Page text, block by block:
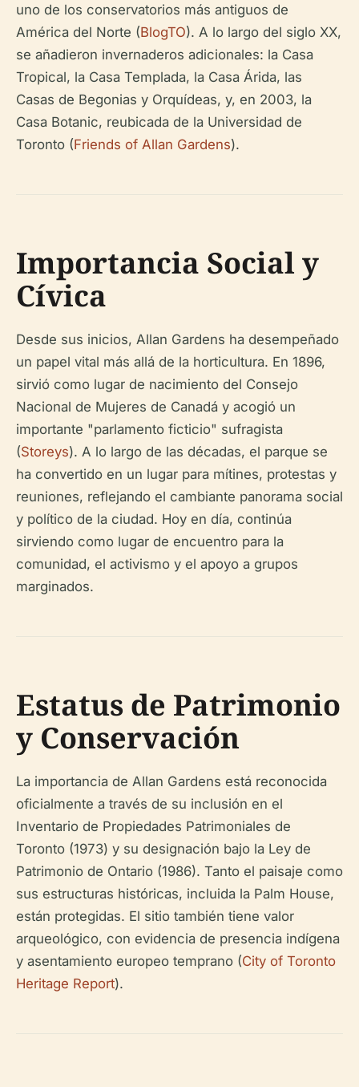
uno de los conservatorios más antiguos de
América del Norte (BlogTO). A lo largo del siglo XX,
se añadieron invernaderos adicionales: la Casa
Tropical, la Casa Templada, la Casa Árida, las
Casas de Begonias y Orquídeas, y, en 2003, la
Casa Botanic, reubicada de la Universidad de
Toronto (Friends of Allan Gardens).
Importancia Social y
Cívica
Desde sus inicios, Allan Gardens ha desempeñado
un papel vital más allá de la horticultura. En 1896,
sirvió como lugar de nacimiento del Consejo
Nacional de Mujeres de Canadá y acogió un
importante "parlamento ficticio" sufragista
(Storeys). A lo largo de las décadas, el parque se
ha convertido en un lugar para mítines, protestas y
reuniones, reflejando el cambiante panorama social
y político de la ciudad. Hoy en día, continúa
sirviendo como lugar de encuentro para la
comunidad, el activismo y el apoyo a grupos
marginados.
Estatus de Patrimonio
y Conservación
La importancia de Allan Gardens está reconocida
oficialmente a través de su inclusión en el
Inventario de Propiedades Patrimoniales de
Toronto (1973) y su designación bajo la Ley de
Patrimonio de Ontario (1986). Tanto el paisaje como
sus estructuras históricas, incluida la Palm House,
están protegidas. El sitio también tiene valor
arqueológico, con evidencia de presencia indígena
y asentamiento europeo temprano (City of Toronto
Heritage Report).